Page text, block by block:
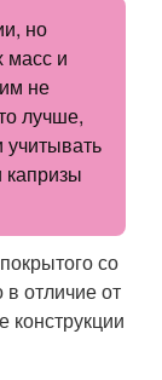
но
масс и
не
лучше,
капризы
со
отличие от
конструкции